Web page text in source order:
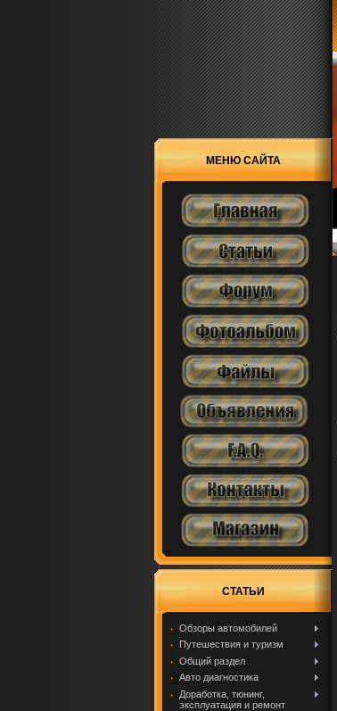
МЕНЮ САЙТА
СТАТЬИ
Обзоры автомобилей
Путешествия и туризм
Общий раздел
Авто диагностика
Доработка, тюнинг,
эксплуатация и ремонт